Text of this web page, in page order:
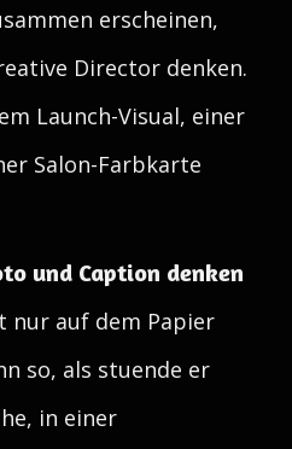
erscheinen,
Director denken.
Launch-Visual, einer
Salon-Farbkarte
und Caption denken
nur auf dem Papier
so, als stuende er
in einer